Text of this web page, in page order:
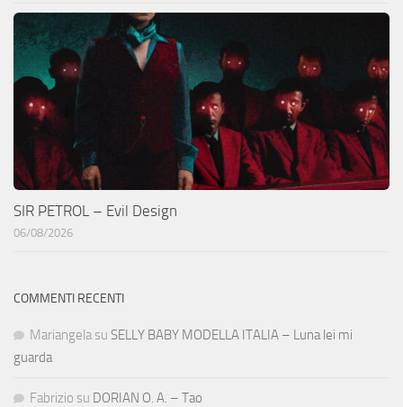
SIR PETROL – Evil Design
06/08/2026
COMMENTI RECENTI
Mariangela su SELLY BABY MODELLA ITALIA – Luna lei mi
guarda
Fabrizio su DORIAN O. A. – Tao